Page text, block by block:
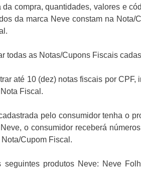
compra, quantidades, valores e
da marca Neve constam na Nota/
todas as Notas/Cupons Fiscais
até 10 (dez) notas fiscais por
Fiscal.
pelo consumidor tenha o
o consumidor receberá
Cupom Fiscal.
seguintes produtos Neve: Neve